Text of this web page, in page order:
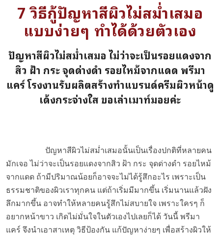
7 วิธีกู้ปัญหาสีผิวไม่สม่ำเสมอ
แบบง่ายๆ ทำได้ด้วยตัวเอง
ปัญหาสีผิวไม่สม่ำเสมอ ไม่ว่าจะเป็นรอยแดงจาก
สิว ฝ้า กระ จุดด่างดำ รอยไหม้จากแดด พรีมา
แคร์ โรงงานรับผลิตสร้างทำแบรนด์ครีมผิวหน้าดู
เด้งกระจ่างใส ขอเล่าเมาท์มอยค่ะ
ปัญหาสีผิวไม่สม่ำเสมอนั้นเป็นเรื่องปกติที่หลายคน
มักเจอ ไม่ว่าจะเป็นรอยแดงจากสิว ฝ้า กระ จุดด่างดำ รอยไหม้
จากแดด ถ้ามีปริมาณน้อยก็อาจจะไม่ได้รู้สึกอะไร เพราะเป็น
ธรรมชาติของผิวเราทุกคน แต่ถ้าเริ่มมีมากขึ้น เริ่มนานแล้วฝัง
ลึกมากขึ้น อาจทำให้หลายคนรู้สึกไม่สบายใจ เพราะใครๆ ก็
อยากหน้าขาว เกิดไม่มั่นใจในตัวเองไปเลยก็ได้ วันนี้ พรีมา
แคร์ จึงนำเอาสาเหตุ วิธีป้องกัน แก้ปัญหาง่ายๆ เพื่อสร้างผิวให้